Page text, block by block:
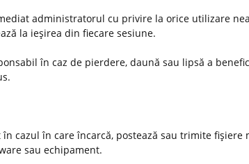
administratorul cu privire la orice utilizare
la ieşirea din fiecare sesiune.
în caz de pierdere, daună sau lipsă a
cazul în care încarcă, postează sau trimite
sau echipament.